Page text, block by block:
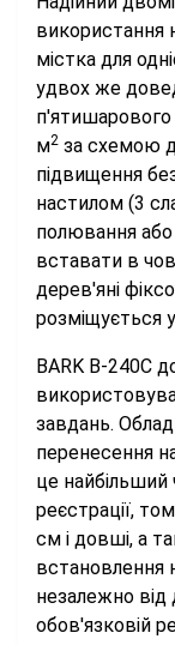
використання
містка для
удвох же
м2 за схемою
підвищення
настилом (3
полювання або
вставати в
дерев'яні
розміщується
BARK B-240C
завдань.
перенесення
це
реєстрації,
см і довші, а
встановлення
незалежно
обов'язковій